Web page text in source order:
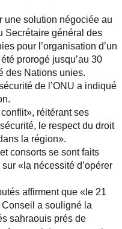
une solution négociée au
Secrétaire général des
pour l’organisation d’un
prorogé jusqu’au 30
des Nations unies.
de l’ONU a indiqué
réitérant ses
le respect du droit
la région».
consorts se sont faits
«la nécessité d’opérer
affirment que «le 21
a souligné la
sahraouis prés de